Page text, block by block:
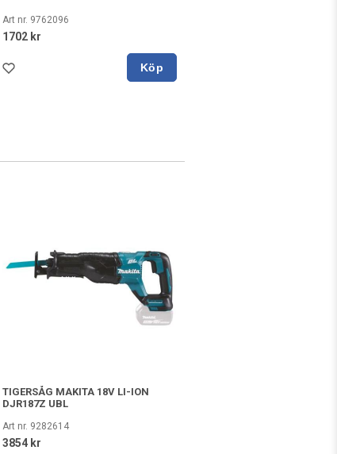
Art nr. 9762096
1702 kr
Köp
TIGERSÅG MAKITA 18V LI-ION
DJR187Z UBL
Art nr. 9282614
3854 kr